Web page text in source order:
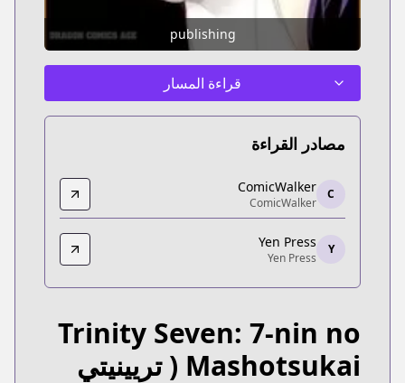
publishing
قراءة المسار
مصادر القراءة
ComicWalker
ComicWalker
detail/KC_003186_S?episodeType=comics
Yen Press
Yen Press
https://yenpress.com/series/trinity-seven
C
ComicWalker
ComicWalker
Y
Yen Press
Yen Press
Trinity Seven: 7-nin no
Mashotsukai ( تريينيتي